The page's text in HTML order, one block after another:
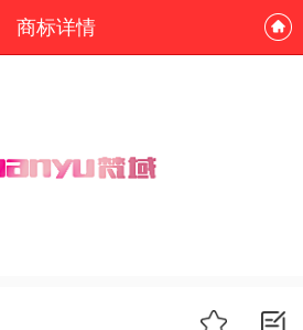
商标详情